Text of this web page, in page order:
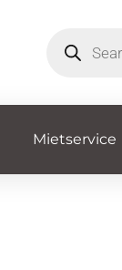
Mietservice